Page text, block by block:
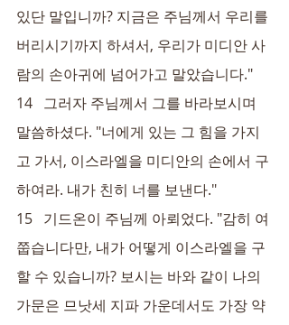
있단 말입니까? 지금은 주님께서 우리를
버리시기까지 하셔서, 우리가 미디안 사
람의 손아귀에 넘어가고 말았습니다."
14   그러자 주님께서 그를 바라보시며
말씀하셨다. "너에게 있는 그 힘을 가지
고 가서, 이스라엘을 미디안의 손에서 구
하여라. 내가 친히 너를 보낸다."
15   기드온이 주님께 아뢰었다. "감히 여
쭙습니다만, 내가 어떻게 이스라엘을 구
할 수 있습니까? 보시는 바와 같이 나의
가문은 므낫세 지파 가운데서도 가장 약